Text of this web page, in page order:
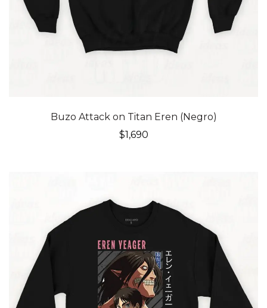
Buzo Attack on Titan Eren (Negro)
$1,690